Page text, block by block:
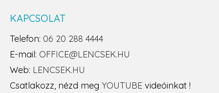
KAPCSOLAT
Telefon: 06 20 288 4444
E-mail: OFFICE@LENCSEK.HU
Web: LENCSEK.HU
Csatlakozz, nézd meg YOUTUBE videóinkat !